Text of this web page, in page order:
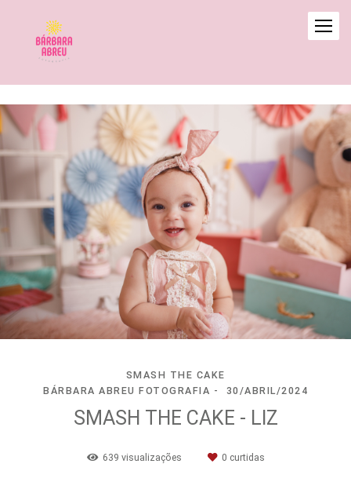
SMASH THE CAKE
BÁRBARA ABREU FOTOGRAFIA
30/ABRIL/2024
SMASH THE CAKE - LIZ
639 visualizações 0 curtidas